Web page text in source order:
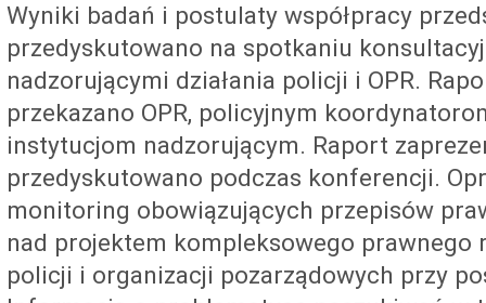
Wyniki badań i postulaty współpracy
przedyskutowano na spotkaniu
nadzorującymi działania policji i OPR.
przekazano OPR, policyjnym
instytucjom nadzorującym. Raport
przedyskutowano podczas konferencji.
monitoring obowiązujących przepisów
nad projektem kompleksowego prawnego
policji i organizacji pozarządowych przy